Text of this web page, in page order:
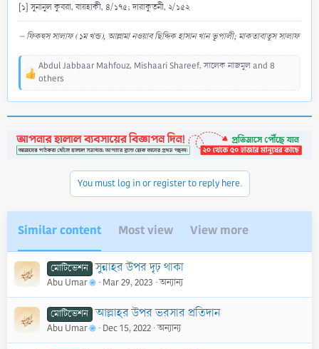
[১] সুনানুল কুবরা, বায়হাকী, ৪/১৭৫; দারাকুতনী, ২/১৫২
– ফিকহুস সালাফ (১ম খন্ড), আল্লামা নওয়াব ছিদ্দিক হাসান খান ভূপালী; মাকতাবাতুস সালাফ
R
e
a
c
i
o
Abdul Jabbaar Mahfouz, Mishaari Shareef,সালেক নাজমুলand 8
others
You must log in or register to reply here.
Similar content Most view View more
মোটিভেশন সুন্নাহর উপর দৃঢ় থাকা
Abu Umar Mar 29, 2023 অন্যান্য
মোটিভেশন আল্লাহর উপর ভরসার প্রতিদান
Abu Umar Dec 15, 2022 অন্যান্য